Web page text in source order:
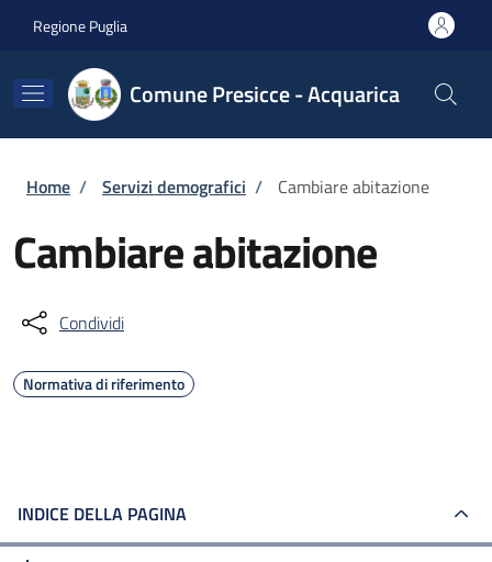
Regione Puglia
Comune Presicce - Acquarica
Briciole di pane
Home / Servizi demografici / Cambiare abitazione
Cambiare abitazione
Condividi
Normativa di riferimento
INDICE DELLA PAGINA